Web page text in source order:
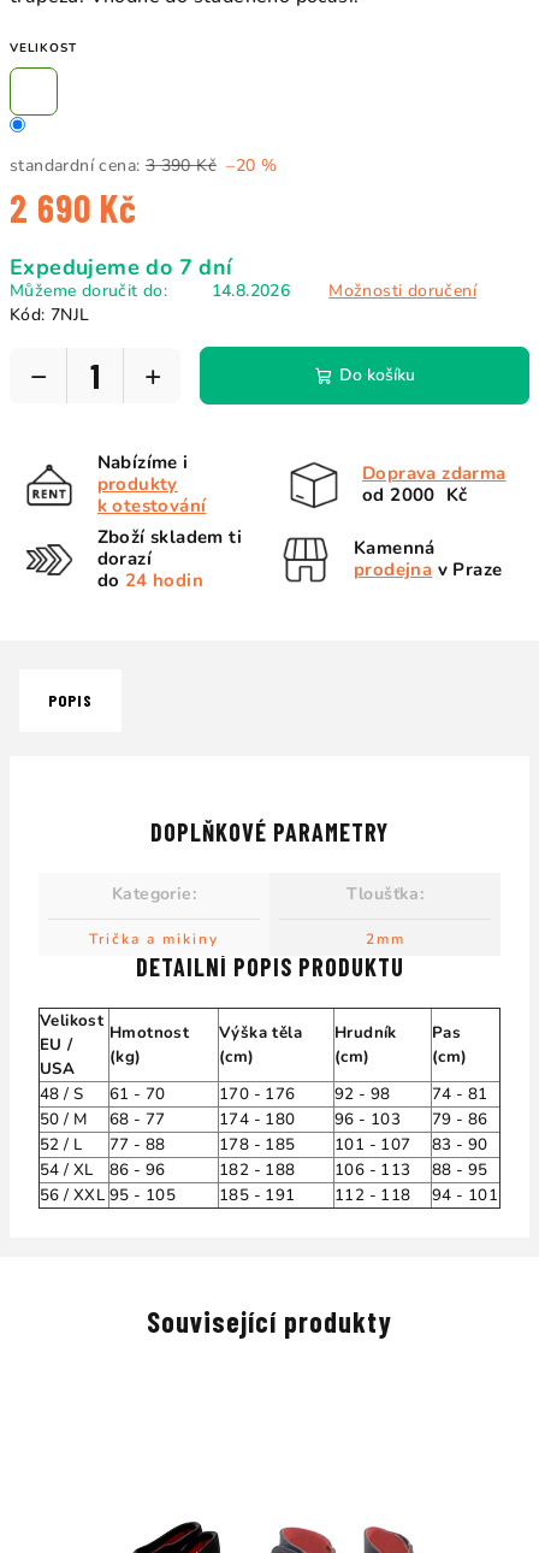
VELIKOST
standardní cena: 3 390 Kč –20 %
2 690 Kč
cena:
Expedujeme do 7 dní
Můžeme doručit do: 14.8.2026
Možnosti doručení
Kód: 7NJL
+
− Do košíku
Nabízíme i
produkty
k otestování
Doprava zdarma
od 2000 Kč
Zboží skladem ti
dorazí
do 24 hodin
Kamenná
prodejna v Praze
POPIS
DETAILNÍ POPIS PRODUKTU
Velikost
EU /
USA
Hmotnost
(kg)
Výška těla
(cm)
Hrudník
(cm)
Pas
(cm)
48 / S
61 - 70 170 - 176 92 - 98
74 - 81
50 / M
68 - 77 174 - 180 96 - 103
79 - 86
52 / L
77 - 88 178 - 185 101 - 107
83 - 90
54 / XL
86 - 96 182 - 188 106 - 113
88 - 95
56 / XXL 95 - 105 185 - 191 112 - 118 94 - 101
DOPLŇKOVÉ PARAMETRY
Kategorie:
Trička a mikiny
Tloušťka:
2mm
Související produkty